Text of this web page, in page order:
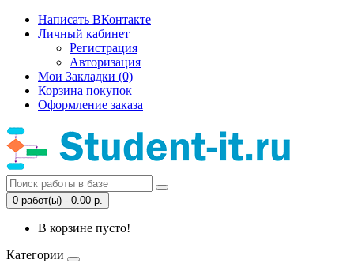
Написать ВКонтакте
Личный кабинет
Регистрация
Авторизация
Мои Закладки (0)
Корзина покупок
Оформление заказа
0 работ(ы) - 0.00 р.
В корзине пусто!
Категории